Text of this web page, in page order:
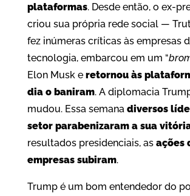
plataformas. Desde então, o ex-
criou sua própria rede social —
fez inúmeras críticas às empresas
tecnologia, embarcou em um “
Elon Musk e retornou às
dia o baniram. A diplomacia
mudou. Essa semana diversos
setor parabenizaram a sua
resultados presidenciais, as ações
empresas subiram.
Trump é um bom entendedor do